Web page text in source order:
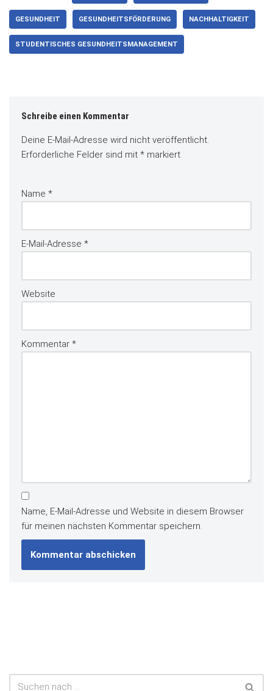
GESUNDHEIT GESUNDHEITSFÖRDERUNG NACHHALTIGKEIT
STUDENTISCHES GESUNDHEITSMANAGEMENT
Schreibe einen Kommentar
Deine E-Mail-Adresse wird nicht veröffentlicht.
Erforderliche Felder sind mit * markiert
Name *
E-Mail-Adresse *
Website
Kommentar *
Name, E-Mail-Adresse und Website in diesem Browser
für meinen nächsten Kommentar speichern.